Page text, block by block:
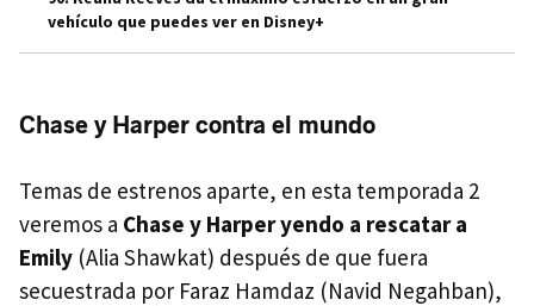
vehículo que puedes ver en Disney+
Chase y Harper contra el mundo
Temas de estrenos aparte, en esta temporada 2
veremos a Chase y Harper yendo a rescatar a
Emily (Alia Shawkat) después de que fuera
secuestrada por Faraz Hamdaz (Navid Negahban),